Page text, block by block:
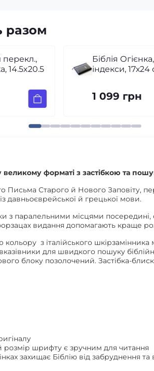
разом
Біблія,
чорна,
1 200 грн
у великому форматі з застібкою та
Письма Старого й Нового Заповіту,
давньоєврейської й грецької мови.
з паралельними місцями
видання допомагають краще
кольору з італійського
для швидкого пошуку
блоку позолочений. Застібка-
шрифту є зручним для читання
захищає Біблію від забруднення та